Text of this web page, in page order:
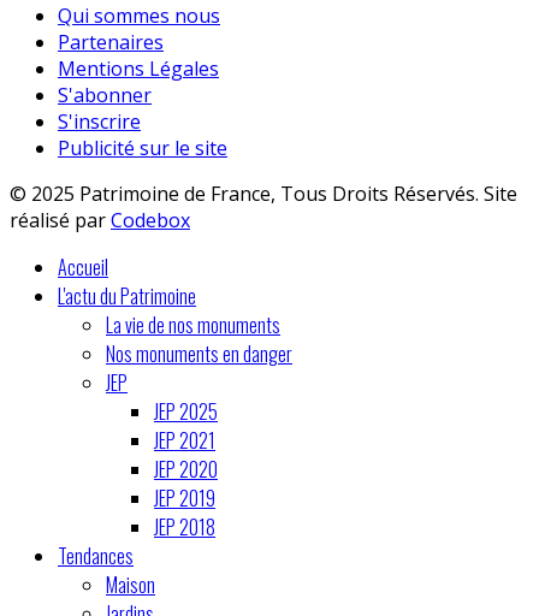
Qui sommes nous
Partenaires
Mentions Légales
S'abonner
S'inscrire
Publicité sur le site
© 2025 Patrimoine de France, Tous Droits Réservés. Site
réalisé parCodebox
Accueil
L'actu du Patrimoine
La vie de nos monuments
Nos monuments en danger
JEP
JEP 2025
JEP 2021
JEP 2020
JEP 2019
JEP 2018
Tendances
Maison